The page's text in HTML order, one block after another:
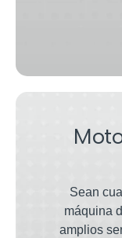
Sean
máquina
amplios